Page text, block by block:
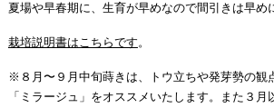
夏場や早春期に、生育が早めなので間引きは早め
栽培説明書はこちらです。
※８月〜９月中旬蒔きは、トウ立ちや発芽勢の観
「ミラージュ」をオススメいたします。また３